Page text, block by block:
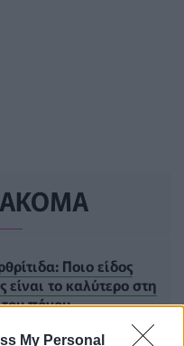
My Personal
ΑΚΟΜΑ
Ποιο είδος
είναι το καλύτερο στη
πόνου